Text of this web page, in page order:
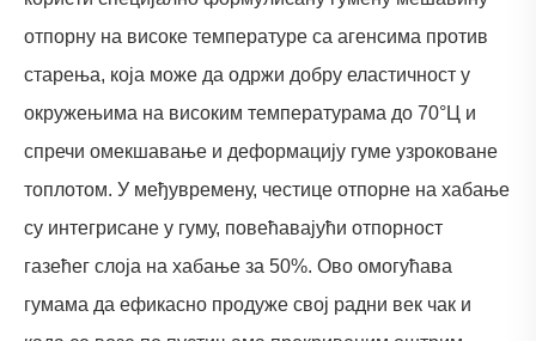
отпорну на високе температуре са агенсима против
старења, која може да одржи добру еластичност у
окружењима на високим температурама до 70°Ц и
спречи омекшавање и деформацију гуме узроковане
топлотом. У међувремену, честице отпорне на хабање
су интегрисане у гуму, повећавајући отпорност
газећег слоја на хабање за 50%. Ово омогућава
гумама да ефикасно продуже свој радни век чак и